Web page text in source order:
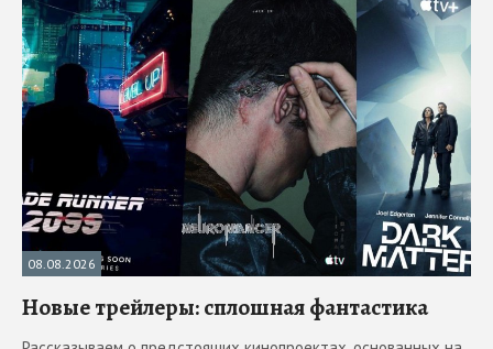
08.08.2026
Новые трейлеры: сплошная фантастика